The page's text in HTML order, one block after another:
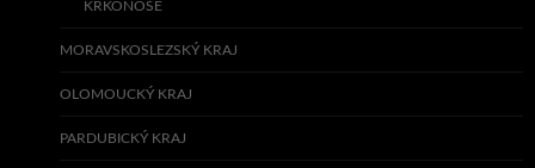
KRKONOŠE
MORAVSKOSLEZSKÝ KRAJ
OLOMOUCKÝ KRAJ
PARDUBICKÝ KRAJ